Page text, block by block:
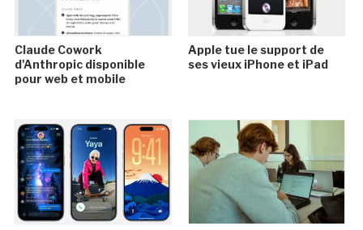
Claude Cowork
d'Anthropic disponible
pour web et mobile
Apple tue le support de
ses vieux iPhone et iPad